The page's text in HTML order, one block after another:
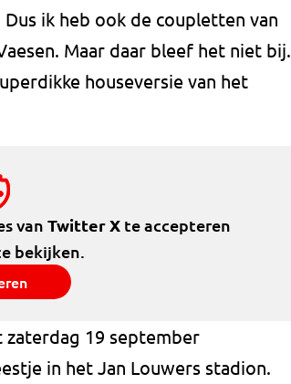
ik heb ook de coupletten van
Maar daar bleef het niet bij.
houseversie van het
van Twitter Xte accepteren
bekijken.
19 september
in het Jan Louwers stadion.